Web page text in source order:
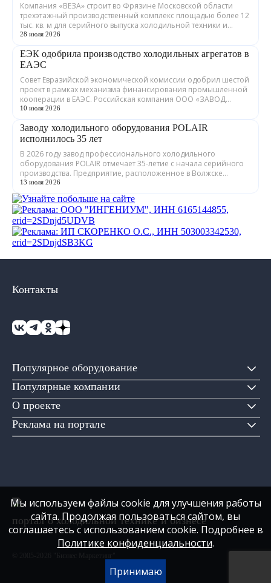
Компания «ВЕЗА» строит во Фрязине Московской области
трехэтажный производственный комплекс площадью более 12
тыс. кв. м для серийного выпуска холодильной техники и
теплообменного оборудования. ...
28 июля 2026
ЕЭК одобрила производство холодильных агрегатов в
ЕАЭС
Совет Евразийской экономической комиссии одобрил шестой
проект в рамках механизма финансирования промышленной
кооперации в ЕАЭС. Российская компания ООО «ЗАВОД
ГРАДИЕНТ» совместно с предприятия...
10 июля 2026
Заводу холодильного оборудования POLAIR
исполнилось 35 лет
В 2026 году завод профессионального холодильного
оборудования POLAIR отмечает 35-летие с начала серийного
производства. Предприятие, расположенное в Волжске
Республики Марий Эл, выпускает обору...
13 июля 2026
Популярное оборудование
Популярные компании
О проекте
Реклама на портале
Контакты
портал о холодильной технике и бизнесе
Мы используем файлы cookie для улучшения работы
сайта. Продолжая пользоваться сайтом, вы
соглашаетесь с использованием cookie. Подробнее в
Политике конфиденциальности.
Принимаю